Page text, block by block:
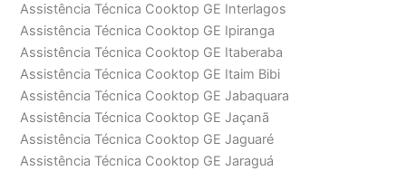
Assistência Técnica Cooktop GE Interlagos
Assistência Técnica Cooktop GE Ipiranga
Assistência Técnica Cooktop GE Itaberaba
Assistência Técnica Cooktop GE Itaim Bibi
Assistência Técnica Cooktop GE Jabaquara
Assistência Técnica Cooktop GE Jaçanã
Assistência Técnica Cooktop GE Jaguaré
Assistência Técnica Cooktop GE Jaraguá